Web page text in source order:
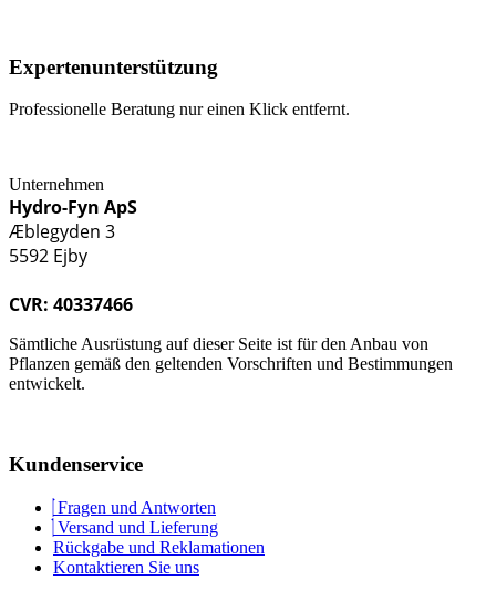
Expertenunterstützung
Professionelle Beratung nur einen Klick entfernt.
Unternehmen
Hydro-Fyn ApS
Æblegyden 3
5592 Ejby
CVR: 40337466
Sämtliche Ausrüstung auf dieser Seite ist für den Anbau von
Pflanzen gemäß den geltenden Vorschriften und Bestimmungen
entwickelt.
Kundenservice
Fragen und Antworten
Versand und Lieferung
Rückgabe und Reklamationen
Kontaktieren Sie uns